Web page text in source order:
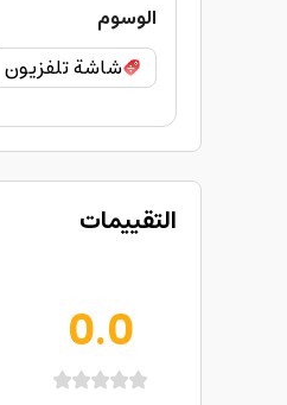
الوسوم
شاشة تلفزيون
التقييمات
0.0